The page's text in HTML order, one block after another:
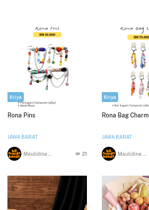
Kriya
Rona Pins
JAWA BARAT
21
Kriya
Rona Bag Charm
JAWA BARAT